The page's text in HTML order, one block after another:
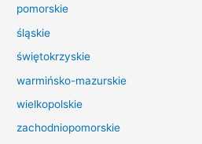
pomorskie
śląskie
świętokrzyskie
warmińsko-mazurskie
wielkopolskie
zachodniopomorskie